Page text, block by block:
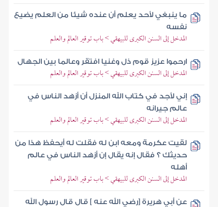
ما ينبغي لأحد يعلم أن عنده شيئا من العلم يضيع
نفسه
المدخل إلى السنن الكبرى للبيهقي > باب توقير العالم والعلم
ارحموا عزيز قوم ذل وغنيا افتقر وعالما بين الجهال
المدخل إلى السنن الكبرى للبيهقي > باب توقير العالم والعلم
إني لأجد في كتاب الله المنزل أن أزهد الناس في
عالم جيرانه
المدخل إلى السنن الكبرى للبيهقي > باب توقير العالم والعلم
لقيت عكرمة ومعه ابن له فقلت له أيحفظ هذا من
حديثك ؟ فقال إنه يقال إن أزهد الناس في عالم
أهله
المدخل إلى السنن الكبرى للبيهقي > باب توقير العالم والعلم
عن أبي هريرة [رضي الله عنه ] قال قال رسول الله